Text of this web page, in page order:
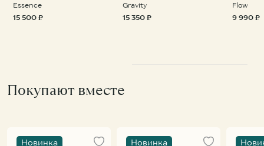
Essence
15 500 ₽
Gravity
15 350 ₽
Flow
9 990 ₽
Покупают вместе
Новинка Новинка